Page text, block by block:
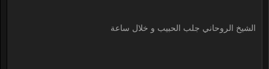
الشيخ الروحاني جلب الحبيب و خلال ساعة